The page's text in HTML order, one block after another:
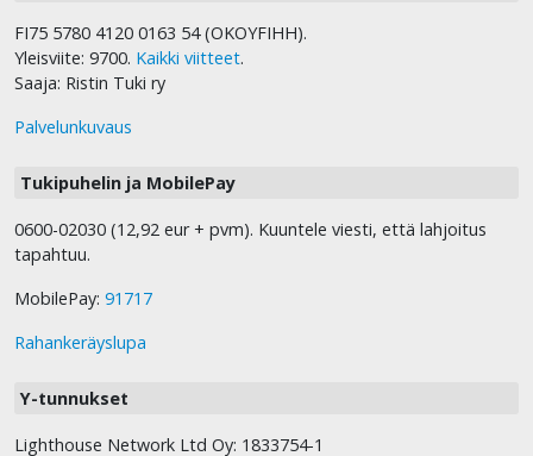
FI75 5780 4120 0163 54 (OKOYFIHH).
Yleisviite: 9700. Kaikki viitteet.
Saaja: Ristin Tuki ry
Palvelunkuvaus
Tukipuhelin ja MobilePay
0600-02030 (12,92 eur + pvm). Kuuntele viesti, että lahjoitus
tapahtuu.
MobilePay: 91717
Rahankeräyslupa
Y-tunnukset
Lighthouse Network Ltd Oy: 1833754-1